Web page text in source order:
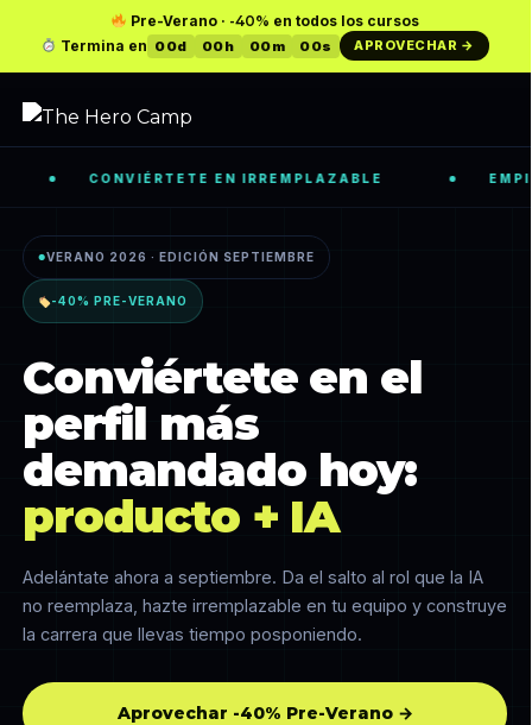
main
content
Pre-Verano · -40% en todos los cursos
Termina en 00d 00h 00m 00s APROVECHAR →
CONVIÉRTETE EN IRREMPLAZABLE EMPIEZA
●VERANO 2026 · EDICIÓN SEPTIEMBRE
-40% PRE-VERANO
Conviértete en el
perfil más
demandado hoy:
producto + IA
Adelántate ahora a septiembre. Da el salto al rol que la IA
no reemplaza, hazte irremplazable en tu equipo y construye
la carrera que llevas tiempo posponiendo.
Aprovechar -40% Pre-Verano →
Close